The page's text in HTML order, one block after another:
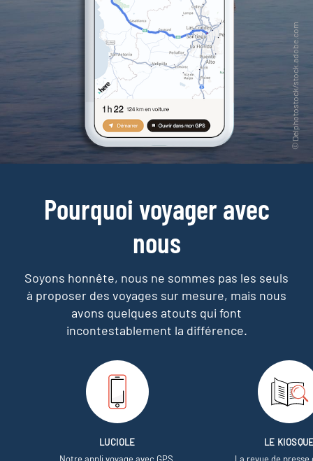
Pourquoi voyager avec
nous
Soyons honnête, nous ne sommes pas les seuls
à proposer des voyages sur mesure, mais nous
avons quelques atouts qui font
incontestablement la différence.
LUCIOLE
Notre appli voyage avec GPS,
LE
La revue de presse